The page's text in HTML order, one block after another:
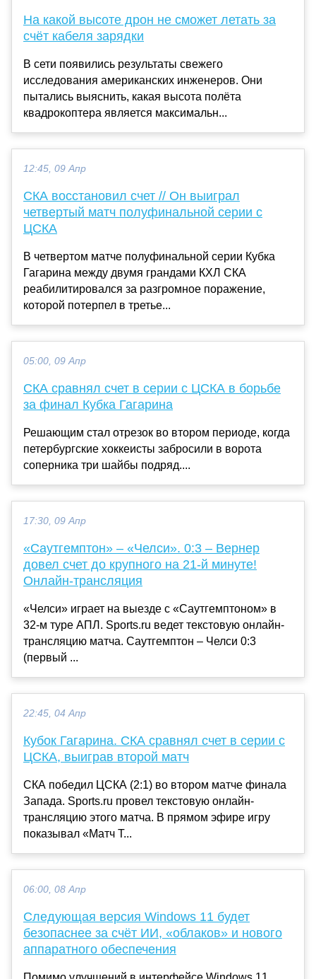
На какой высоте дрон не сможет летать за
счёт кабеля зарядки
В сети появились результаты свежего
исследования американских инженеров. Они
пытались выяснить, какая высота полёта
квадрокоптера является максимальн...
12:45, 09 Апр
СКА восстановил счет // Он выиграл
четвертый матч полуфинальной серии с
ЦСКА
В четвертом матче полуфинальной серии Кубка
Гагарина между двумя грандами КХЛ СКА
реабилитировался за разгромное поражение,
которой потерпел в третье...
05:00, 09 Апр
СКА сравнял счет в серии с ЦСКА в борьбе
за финал Кубка Гагарина
Решающим стал отрезок во втором периоде, когда
петербургские хоккеисты забросили в ворота
соперника три шайбы подряд....
17:30, 09 Апр
«Саутгемптон» – «Челси». 0:3 – Вернер
довел счет до крупного на 21-й минуте!
Онлайн-трансляция
«Челси» играет на выезде с «Саутгемптоном» в
32-м туре АПЛ. Sports.ru ведет текстовую онлайн-
трансляцию матча. Саутгемптон – Челси 0:3
(первый ...
22:45, 04 Апр
Кубок Гагарина. СКА сравнял счет в серии с
ЦСКА, выиграв второй матч
СКА победил ЦСКА (2:1) во втором матче финала
Запада. Sports.ru провел текстовую онлайн-
трансляцию этого матча. В прямом эфире игру
показывал «Матч Т...
06:00, 08 Апр
Следующая версия Windows 11 будет
безопаснее за счёт ИИ, «облаков» и нового
аппаратного обеспечения